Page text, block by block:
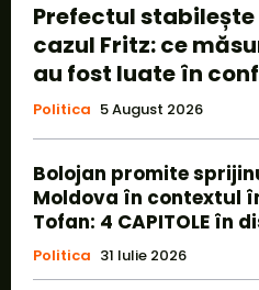
Prefectul
cazul Fritz: ce
au fost luate în
Politica 5 August 2026
Bolojan promite
Moldova în contextul
Tofan: 4 CAPITOLE în
Politica 31 Iulie 2026